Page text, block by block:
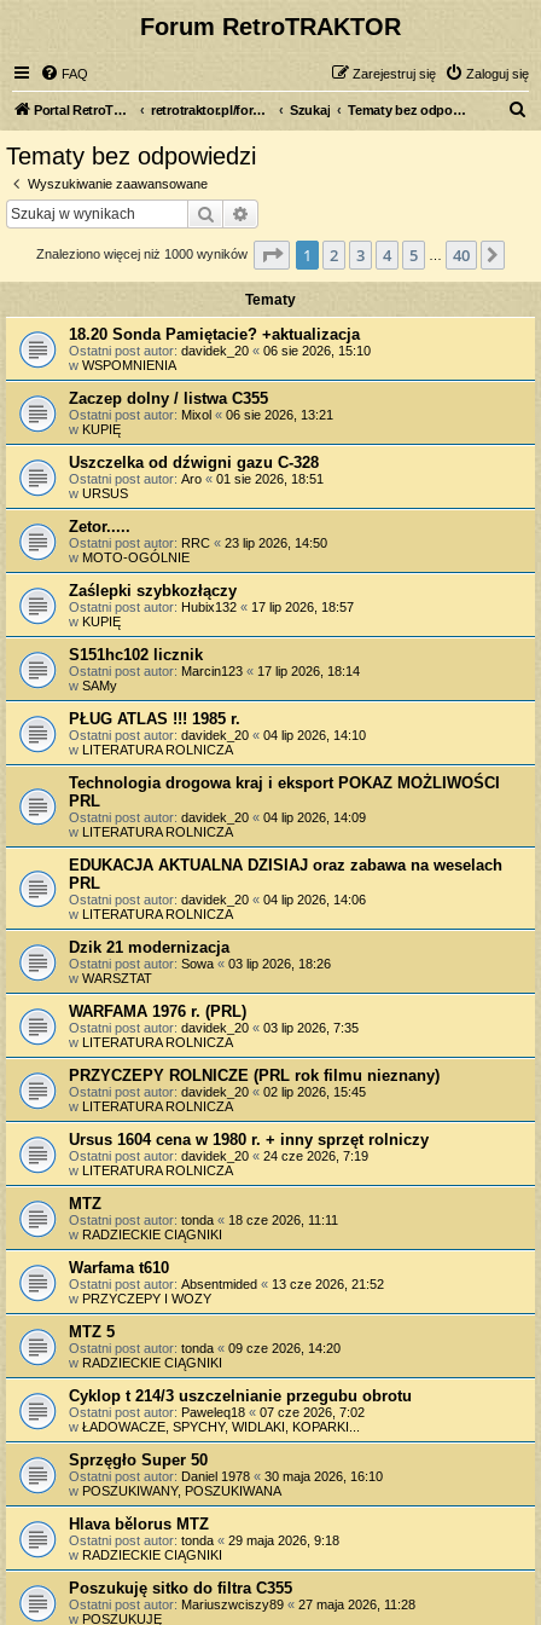
Forum RetroTRAKTOR
FAQ Zaloguj się
Zarejestruj się
Portal RetroTRAKTOR.pl retrotraktor.pl/forum Szukaj Tematy bez odpowiedzi
Tematy bez odpowiedzi
Wyszukiwanie zaawansowane
Szukaj
Znaleziono więcej niż 1000 wyników Strona z40
1 2 3 4 5 40
Tematy
18.20 Sonda Pamiętacie? +aktualizacja
Ostatni post autor: davidek_20 « 06 sie 2026, 15:10
w WSPOMNIENIA
Zaczep dolny / listwa C355
Ostatni post autor: Mixol « 06 sie 2026, 13:21
w KUPIĘ
Uszczelka od dźwigni gazu C-328
Ostatni post autor: Aro « 01 sie 2026, 18:51
w URSUS
Zetor.....
Ostatni post autor: RRC « 23 lip 2026, 14:50
w MOTO-OGÓLNIE
Zaślepki szybkozłączy
Ostatni post autor: Hubix132 « 17 lip 2026, 18:57
w KUPIĘ
S151hc102 licznik
Ostatni post autor: Marcin123 « 17 lip 2026, 18:14
w SAMy
PŁUG ATLAS !!! 1985 r.
Ostatni post autor: davidek_20 « 04 lip 2026, 14:10
w LITERATURA ROLNICZA
Technologia drogowa kraj i eksport POKAZ MOŻLIWOŚCI
PRL
Ostatni post autor: davidek_20 « 04 lip 2026, 14:09
w LITERATURA ROLNICZA
EDUKACJA AKTUALNA DZISIAJ oraz zabawa na weselach
PRL
Ostatni post autor: davidek_20 « 04 lip 2026, 14:06
w LITERATURA ROLNICZA
Dzik 21 modernizacja
Ostatni post autor: Sowa « 03 lip 2026, 18:26
w WARSZTAT
WARFAMA 1976 r. (PRL)
Ostatni post autor: davidek_20 « 03 lip 2026, 7:35
w LITERATURA ROLNICZA
PRZYCZEPY ROLNICZE (PRL rok filmu nieznany)
Ostatni post autor: davidek_20 « 02 lip 2026, 15:45
w LITERATURA ROLNICZA
Ursus 1604 cena w 1980 r. + inny sprzęt rolniczy
Ostatni post autor: davidek_20 « 24 cze 2026, 7:19
w LITERATURA ROLNICZA
MTZ
Ostatni post autor: tonda « 18 cze 2026, 11:11
w RADZIECKIE CIĄGNIKI
Warfama t610
Ostatni post autor: Absentmided « 13 cze 2026, 21:52
w PRZYCZEPY I WOZY
MTZ 5
Ostatni post autor: tonda « 09 cze 2026, 14:20
w RADZIECKIE CIĄGNIKI
Cyklop t 214/3 uszczelnianie przegubu obrotu
Ostatni post autor: Paweleq18 « 07 cze 2026, 7:02
w ŁADOWACZE, SPYCHY, WIDLAKI, KOPARKI...
Sprzęgło Super 50
Ostatni post autor: Daniel 1978 « 30 maja 2026, 16:10
w POSZUKIWANY, POSZUKIWANA
Hlava bělorus MTZ
Ostatni post autor: tonda « 29 maja 2026, 9:18
w RADZIECKIE CIĄGNIKI
Poszukuję sitko do filtra C355
Ostatni post autor: Mariuszwciszy89 « 27 maja 2026, 11:28
w POSZUKUJĘ